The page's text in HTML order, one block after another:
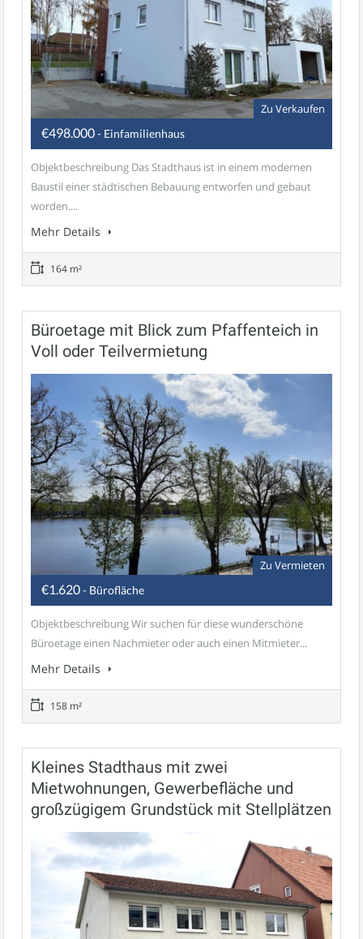
Zu Verkaufen
€498.000- Einfamilienhaus
Objektbeschreibung Das Stadthaus ist in einem modernen
Baustil einer städtischen Bebauung entworfen und gebaut
worden....
Mehr Details
164 m²
Büroetage mit Blick zum Pfaffenteich in
Voll oder Teilvermietung
Zu Vermieten
€1.620- Bürofläche
Objektbeschreibung Wir suchen für diese wunderschöne
Büroetage einen Nachmieter oder auch einen Mitmieter...
Mehr Details
158 m²
Kleines Stadthaus mit zwei
Mietwohnungen, Gewerbefläche und
großzügigem Grundstück mit Stellplätzen